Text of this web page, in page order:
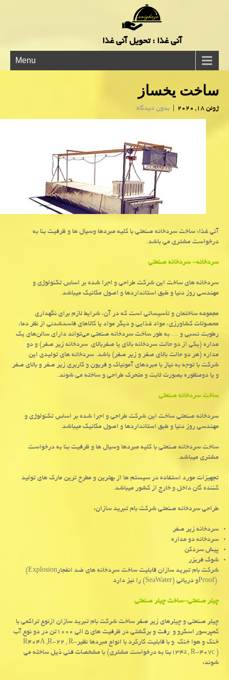
آنی غذا : تحویل آنی غذا
Menu
ساخت یخساز
ژوئن 18, 2020 | بدون دیدگاه
آنی غذا: ساخت سردخانه صنعتی با كلیه مبردها وسیال ها و ظرفیت بنا به
درخواست مشتری می باشد.
سردخانه- سردخانه صنعتی
سردخانه های ساخت این شرکت طراحی و اجرا شده بر اساس تکنولوژی و
مهندسی روز دنیا و طبق استانداردها و اصول مکانیک میباشد.
مجموعه ساختمان و تأسیساتی است که در آن، شرایط لازم برای نگهداری
محصولات کشاورزی، مواد غذایی و دیگر مواد یا کالاهای فاسدشدنی از نظر دما،
رطوبت نسبی و … به طور ساخت سردخانه صنعتی می‌تواند دارای سالن‌های یک
مداره (یکی از دو حالت سردخانه بالای یا صفربالای سردخانه زیر صفر)و دو
مداره (هر دو حالت بالای صفر و زیر صفر) باشد. سردخانه های تولیدی این
شرکت با توجه به نیاز با مبردهای آمونیاک و فریون و کاربری زیر صفر و بالای صفر
و یا دومنظوره بصورت ثابت و متحرک طراحی و ساخته می شوند.
ساخت سردخانه صنعتی
سردخانه صنعتی ساخت این شرکت طراحی و اجرا شده بر اساس تکنولوژی و
مهندسی روز دنیا و طبق استانداردها و اصول مکانیک میباشد.
ساخت سردخانه صنعتی با کلیه مبردها وسیال ها و ظرفیت بنا به درخواست
مشتری میباشد.
تجهیزات مورد استفاده در سیستم ها از بهترین و مطرح ترین مارک های تولید
کننده گان داخل و خارج از کشور میباشد.
طراحی سردخانه صنعتی شرکت بام تبرید سازان:
سردخانه زیر صفر
سردخانه دو مداره
پیش سردکن
شوک فریزر
شرکت بام تبرید سازان قابلیت ساخت سردخانه های ضد انفجار(Explosion
Proof)و دریائی(SeaWater)را نیز دارد
چیلر صنعتی-ساخت چیلر صنعتی
چیلر صنعتی و چیلرهای زیر صفر ساخت شرکت بام تبرید سازان ازنوع تراکمی با
کمپرسور اسکرو و رفت و برگشتی در ظرفیت های ۵ الی ۱۰۰۰تن در دو نوع آب
خنک و هوا خنک و با قابلیت کارکرد با انواع مبردها نظیرR404A ,R-22 , R-
134a , R-407c ) بنا به درخواست مشتری) با مشخصات فنی ذیل ساخته می
شوند: